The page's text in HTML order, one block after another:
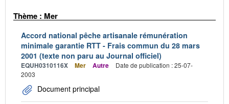
Thème : Mer
Accord national pêche artisanale rémunération
minimale garantie RTT - Frais commun du 28 mars
2001 (texte non paru au Journal officiel)
EQUH0310116X Mer Autre
Date de publication : 25-07-
2003
Document principal